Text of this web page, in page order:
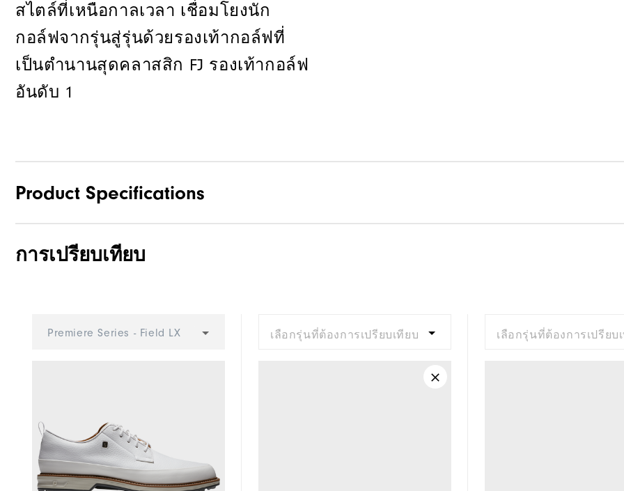
สไตล์ที่เหนือกาลเวลา เชื่อมโยงนัก
กอล์ฟจากรุ่นสู่รุ่นด้วยรองเท้ากอล์ฟที่
เป็นตำนานสุดคลาสสิก FJ รองเท้ากอล์ฟ
อันดับ 1
Product Specifications
Traction
การเปรียบเทียบ
Premiere Series - Field LX เลือกรุ่นที่ต้องการเปรียบเทียบ เลือกรุ่นที่ต้องการเปรียบ